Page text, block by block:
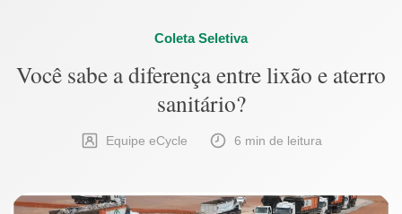
Coleta Seletiva
Você sabe a diferença entre lixão e aterro
sanitário?
Equipe eCycle 6 min de leitura